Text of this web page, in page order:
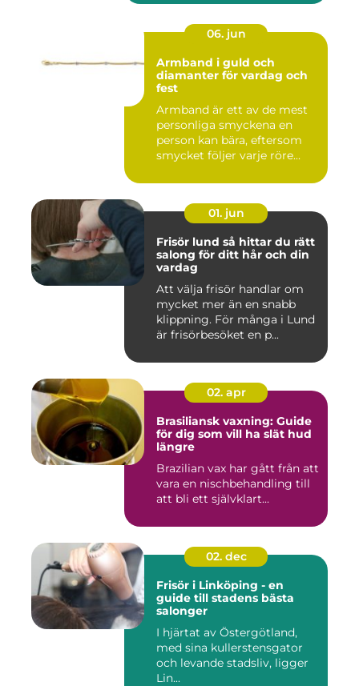
06. jun
Armband i guld och
diamanter för vardag och
fest
Armband är ett av de mest
personliga smyckena en
person kan bära, eftersom
smycket följer varje röre...
01. jun
Frisör lund så hittar du rätt
salong för ditt hår och din
vardag
Att välja frisör handlar om
mycket mer än en snabb
klippning. För många i Lund
är frisörbesöket en p...
02. apr
Brasiliansk vaxning: Guide
för dig som vill ha slät hud
längre
Brazilian vax har gått från att
vara en nischbehandling till
att bli ett självklart...
02. dec
Frisör i Linköping - en
guide till stadens bästa
salonger
I hjärtat av Östergötland,
med sina kullerstensgator
och levande stadsliv, ligger
Lin...